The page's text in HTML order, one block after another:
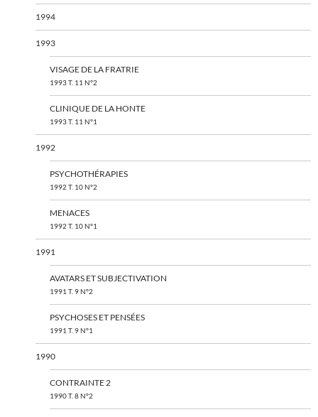
1994
1993
VISAGE DE LA FRATRIE
1993 T. 11 N°2
CLINIQUE DE LA HONTE
1993 T. 11 N°1
1992
PSYCHOTHÉRAPIES
1992 T. 10 N°2
MENACES
1992 T. 10 N°1
1991
AVATARS ET SUBJECTIVATION
1991 T. 9 N°2
PSYCHOSES ET PENSÉES
1991 T. 9 N°1
1990
CONTRAINTE 2
1990 T. 8 N°2